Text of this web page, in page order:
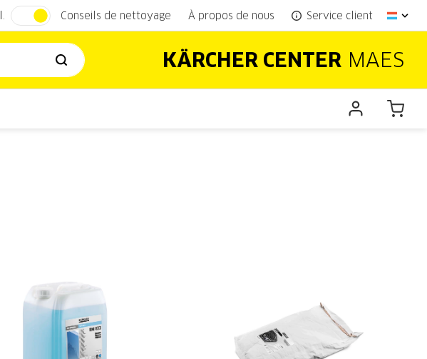
Conseils de nettoyage À propos de nous Service client
KÄRCHER CENTER MAES